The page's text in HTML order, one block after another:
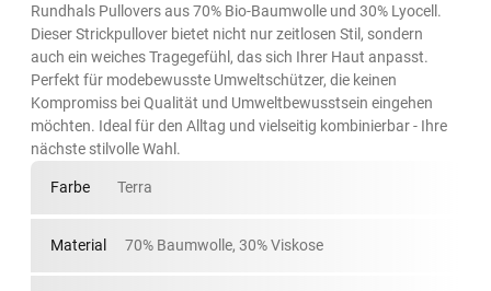
Rundhals Pullovers aus 70% Bio-Baumwolle und 30% Lyocell.
Dieser Strickpullover bietet nicht nur zeitlosen Stil, sondern
auch ein weiches Tragegefühl, das sich Ihrer Haut anpasst.
Perfekt für modebewusste Umweltschützer, die keinen
Kompromiss bei Qualität und Umweltbewusstsein eingehen
möchten. Ideal für den Alltag und vielseitig kombinierbar - Ihre
nächste stilvolle Wahl.
Farbe Terra
Material 70% Baumwolle, 30% Viskose